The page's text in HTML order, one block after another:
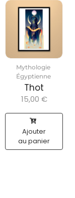
Mythologie
Égyptienne
Thot
15,00 €
Ajouter
au panier